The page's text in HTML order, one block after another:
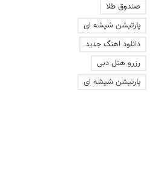
صندوق طلا
پارتیشن شیشه ای
دانلود اهنگ جدید
رزرو هتل دبی
پارتیشن شیشه ای